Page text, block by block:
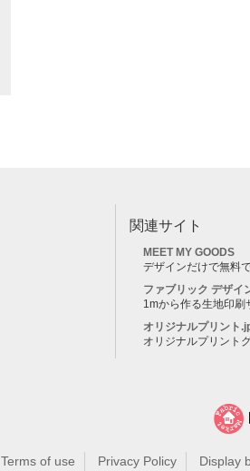
関連サイト
MEET MY GOODS
デザインだけで無料
ファブリック デザイ
1mから作る生地印刷
オリジナルプリント
オリジナルプリント
Terms of use Privacy Policy Display